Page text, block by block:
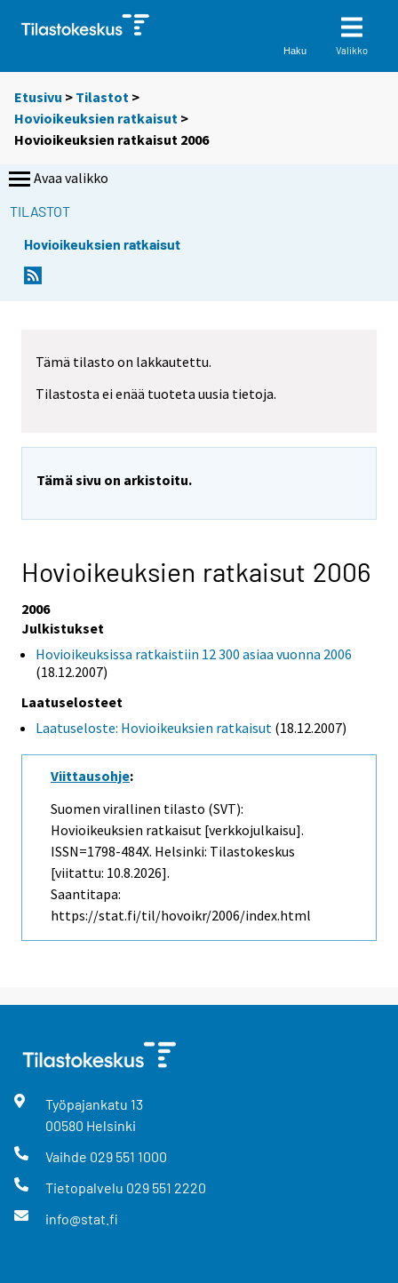
Haku Valikko
Etusivu > Tilastot >
Hovioikeuksien ratkaisut >
Hovioikeuksien ratkaisut 2006
Avaa valikko
TILASTOT
Hovioikeuksien ratkaisut
Tämä tilasto on lakkautettu.
Tilastosta ei enää tuoteta uusia tietoja.
Tämä sivu on arkistoitu.
Hovioikeuksien ratkaisut 2006
2006
Julkistukset
Hovioikeuksissa ratkaistiin 12 300 asiaa vuonna 2006
(18.12.2007)
Laatuselosteet
Laatuseloste: Hovioikeuksien ratkaisut (18.12.2007)
Viittausohje:
Suomen virallinen tilasto (SVT):
Hovioikeuksien ratkaisut [verkkojulkaisu].
ISSN=1798-484X. Helsinki: Tilastokeskus
[viitattu: 10.8.2026].
Saantitapa:
https://stat.fi/til/hovoikr/2006/index.html
Työpajankatu 13
00580 Helsinki
Vaihde 029 551 1000
Tietopalvelu 029 551 2220
info@stat.fi